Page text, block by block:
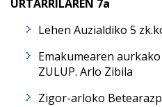
URTARRILAREN 7a
Lehen Auzialdiko 5
Emakumearen
ZULUP. Arlo Zibila
Zigor-arloko